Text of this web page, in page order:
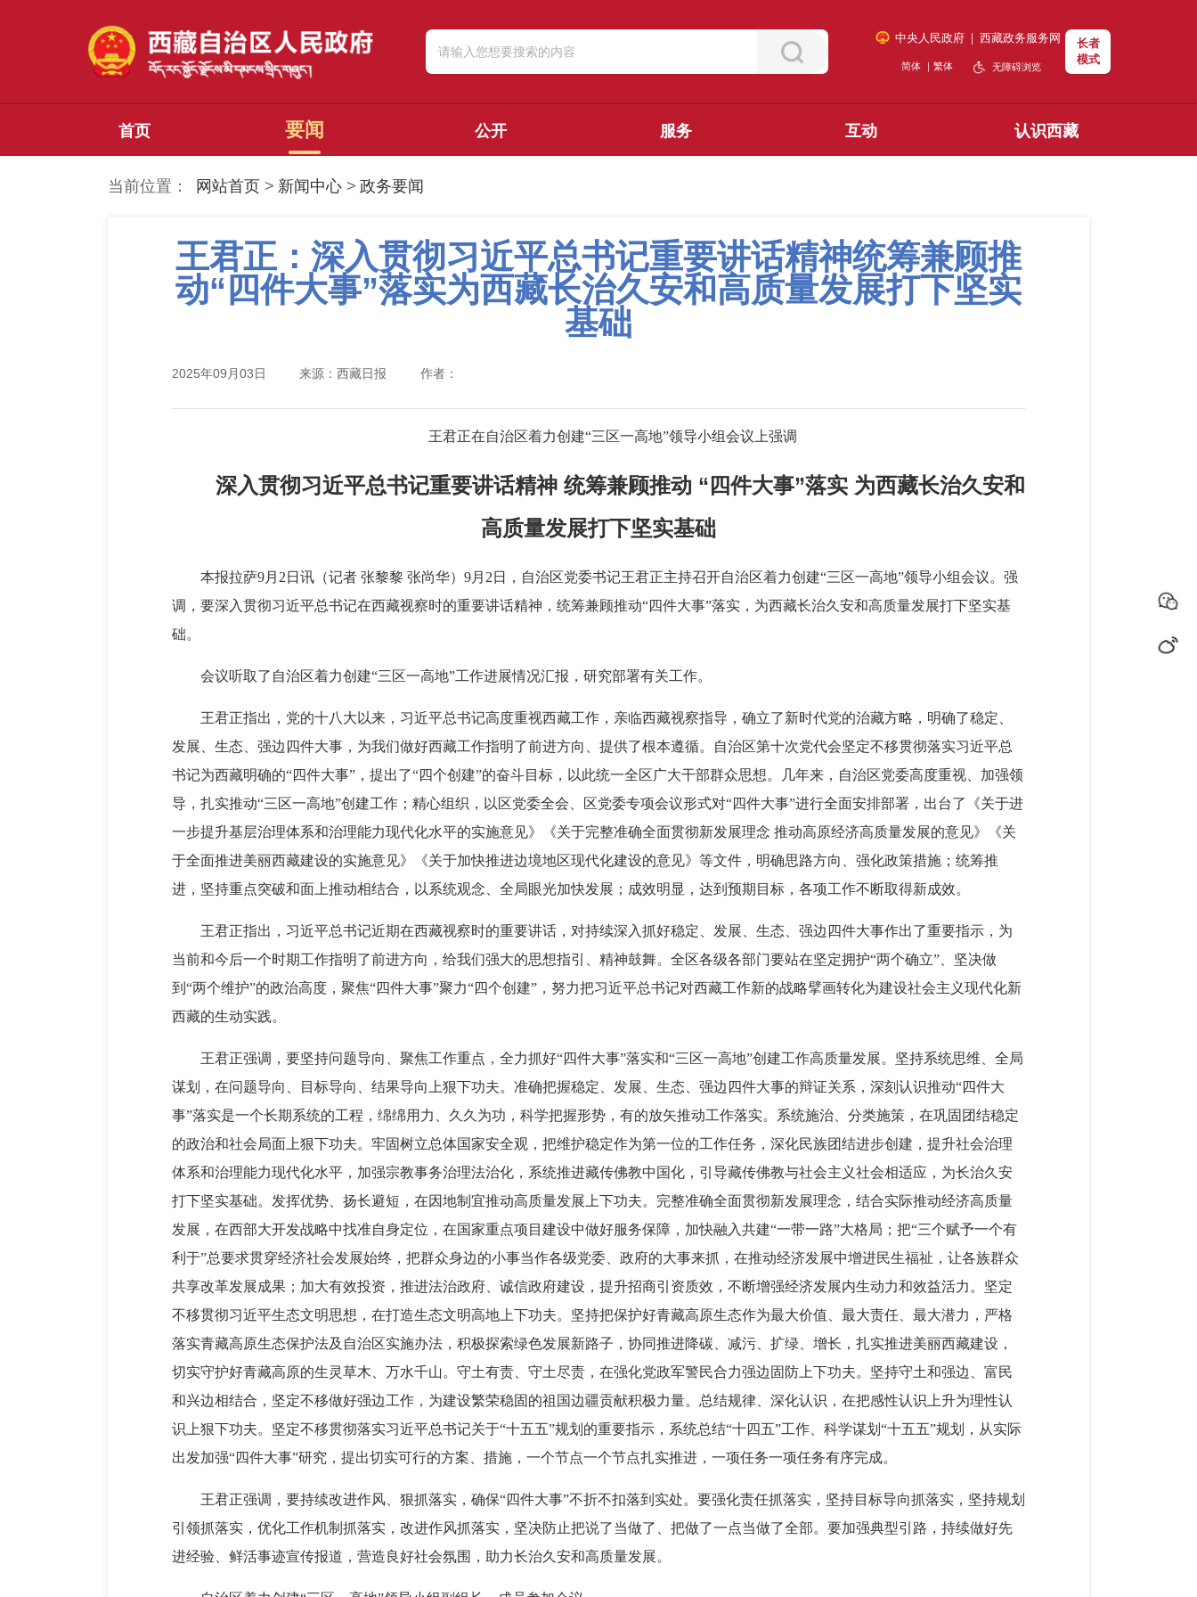
中央人民政府 ｜ 西藏政务服务网
简体｜ 繁体 无障碍浏览
长者
模式
首页 要闻 公开 服务 互动 认识西藏
当前位置： 网站首页 > 新闻中心 > 政务要闻
王君正：深入贯彻习近平总书记重要讲话精神统筹兼顾推
动“四件大事”落实为西藏长治久安和高质量发展打下坚实
基础
2025年09月03日 来源：西藏日报 作者：
王君正在自治区着力创建“三区一高地”领导小组会议上强调
深入贯彻习近平总书记重要讲话精神 统筹兼顾推动 “四件大事”落实 为西藏长治久安和
高质量发展打下坚实基础
本报拉萨9月2日讯（记者 张黎黎 张尚华）9月2日，自治区党委书记王君正主持召开自治区着力创建“三区一高地”领导小组会议。强
调，要深入贯彻习近平总书记在西藏视察时的重要讲话精神，统筹兼顾推动“四件大事”落实，为西藏长治久安和高质量发展打下坚实基
础。
会议听取了自治区着力创建“三区一高地”工作进展情况汇报，研究部署有关工作。
王君正指出，党的十八大以来，习近平总书记高度重视西藏工作，亲临西藏视察指导，确立了新时代党的治藏方略，明确了稳定、
发展、生态、强边四件大事，为我们做好西藏工作指明了前进方向、提供了根本遵循。自治区第十次党代会坚定不移贯彻落实习近平总
书记为西藏明确的“四件大事”，提出了“四个创建”的奋斗目标，以此统一全区广大干部群众思想。几年来，自治区党委高度重视、加强领
导，扎实推动“三区一高地”创建工作；精心组织，以区党委全会、区党委专项会议形式对“四件大事”进行全面安排部署，出台了《关于进
一步提升基层治理体系和治理能力现代化水平的实施意见》《关于完整准确全面贯彻新发展理念 推动高原经济高质量发展的意见》《关
于全面推进美丽西藏建设的实施意见》《关于加快推进边境地区现代化建设的意见》等文件，明确思路方向、强化政策措施；统筹推
进，坚持重点突破和面上推动相结合，以系统观念、全局眼光加快发展；成效明显，达到预期目标，各项工作不断取得新成效。
王君正指出，习近平总书记近期在西藏视察时的重要讲话，对持续深入抓好稳定、发展、生态、强边四件大事作出了重要指示，为
当前和今后一个时期工作指明了前进方向，给我们强大的思想指引、精神鼓舞。全区各级各部门要站在坚定拥护“两个确立”、坚决做
到“两个维护”的政治高度，聚焦“四件大事”聚力“四个创建”，努力把习近平总书记对西藏工作新的战略擘画转化为建设社会主义现代化新
西藏的生动实践。
王君正强调，要坚持问题导向、聚焦工作重点，全力抓好“四件大事”落实和“三区一高地”创建工作高质量发展。坚持系统思维、全局
谋划，在问题导向、目标导向、结果导向上狠下功夫。准确把握稳定、发展、生态、强边四件大事的辩证关系，深刻认识推动“四件大
事”落实是一个长期系统的工程，绵绵用力、久久为功，科学把握形势，有的放矢推动工作落实。系统施治、分类施策，在巩固团结稳定
的政治和社会局面上狠下功夫。 牢固树立总体国家安全观，把维护稳定作为第一位的工作任务，深化民族团结进步创建，提升社会治理
体系和治理能力现代化水平，加强宗教事务治理法治化，系统推进藏传佛教中国化，引导藏传佛教与社会主义社会相适应，为长治久安
打下坚实基础。发挥优势、扬长避短，在因地制宜推动高质量发展上下功夫。完整准确全面贯彻新发展理念，结合实际推动经济高质量
发展，在西部大开发战略中找准自身定位，在国家重点项目建设中做好服务保障，加快融入共建“一带一路”大格局；把“三个赋予一个有
利于”总要求贯穿经济社会发展始终，把群众身边的小事当作各级党委、政府的大事来抓，在推动经济发展中增进民生福祉，让各族群众
共享改革发展成果；加大有效投资，推进法治政府、诚信政府建设，提升招商引资质效，不断增强经济发展内生动力和效益活力。坚定
不移贯彻习近平生态文明思想，在打造生态文明高地上下功夫。坚持把保护好青藏高原生态作为最大价值、最大责任、最大潜力，严格
落实青藏高原生态保护法及自治区实施办法，积极探索绿色发展新路子，协同推进降碳、减污、扩绿、增长，扎实推进美丽西藏建设，
切实守护好青藏高原的生灵草木、万水千山。守土有责、守土尽责，在强化党政军警民合力强边固防上下功夫。坚持守土和强边、富民
和兴边相结合，坚定不移做好强边工作，为建设繁荣稳固的祖国边疆贡献积极力量。总结规律、深化认识，在把感性认识上升为理性认
识上狠下功夫。坚定不移贯彻落实习近平总书记关于“十五五”规划的重要指示，系统总结“十四五”工作、科学谋划“十五五”规划，从实际
出发加强“四件大事”研究，提出切实可行的方案、措施，一个节点一个节点扎实推进，一项任务一项任务有序完成。
王君正强调，要持续改进作风、狠抓落实，确保“四件大事”不折不扣落到实处。要强化责任抓落实，坚持目标导向抓落实，坚持规划
引领抓落实，优化工作机制抓落实，改进作风抓落实，坚决防止把说了当做了、把做了一点当做了全部。要加强典型引路，持续做好先
进经验、鲜活事迹宣传报道，营造良好社会氛围，助力长治久安和高质量发展。